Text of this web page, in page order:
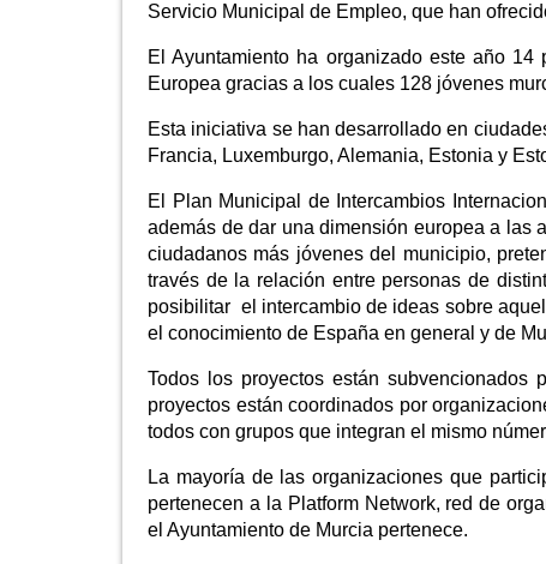
Servicio Municipal de Empleo, que han
El Ayuntamiento ha organizado este año
Europea gracias a los cuales 128 jóvenes
Esta iniciativa se han desarrollado en
Francia, Luxemburgo, Alemania, Estonia y
El Plan Municipal de Intercambios
además de dar una dimensión europea a las
ciudadanos más jóvenes del municipio,
través de la relación entre personas de
posibilitar el intercambio de ideas sobre
el conocimiento de España en general y de
Todos los proyectos están subvencionados
proyectos están coordinados por
todos con grupos que integran el mismo
La mayoría de las organizaciones que
pertenecen a la Platform Network, red de
el Ayuntamiento de Murcia pertenece.